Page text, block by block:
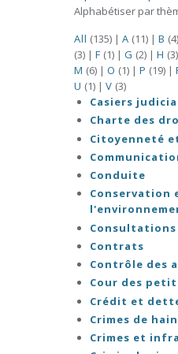
Alphabétiser par
All (135) | A (11) | B (4)
(3) | F (1) | G (2) | H (3)
M (6) | O (1) | P (19) |
U (1) | V (3)
Casiers
Charte des
Citoyenneté
Conduite
Conservation
Contrats
Contrôle des
Cour des
Crédit et
Crimes de
Crimes et